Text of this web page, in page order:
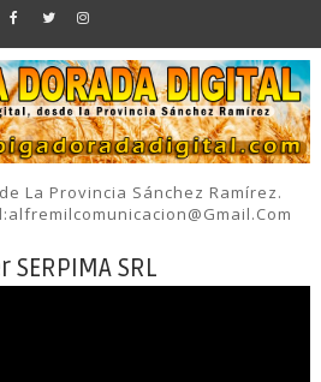
La Provincia Sánchez Ramírez.
SERPIMA SRL